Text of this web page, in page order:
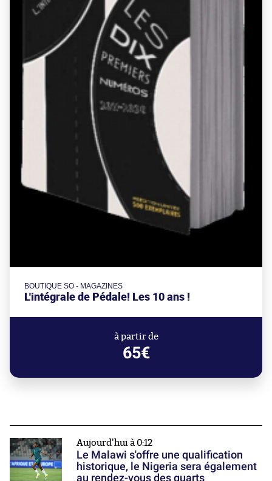
BOUTIQUE SO - MAGAZINES
L'intégrale de Pédale! Les 10 ans !
à partir de
65€
Aujourd'hui à 0:12
Le Malawi s'offre une qualification
historique, le Nigeria sera également
au rendez-vous des quarts